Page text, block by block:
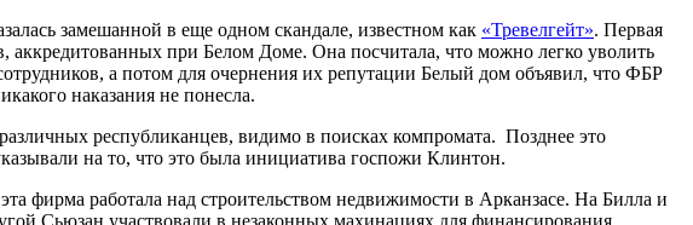
замешанной в еще одном скандале, известном как «Тревелгейт». Первая
аккредитованных при Белом Доме. Она посчитала, что можно легко уволить
а потом для очернения их репутации Белый дом объявил, что ФБР
наказания не понесла.
республиканцев, видимо в поисках компромата. Позднее это
на то, что это была инициатива госпожи Клинтон.
фирма работала над строительством недвижимости в Арканзасе. На Билла и
Сьюзан участвовали в незаконных махинациях для финансирования